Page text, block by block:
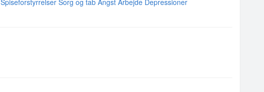
Spiseforstyrrelser Sorg og tab Angst Arbejde Depressioner